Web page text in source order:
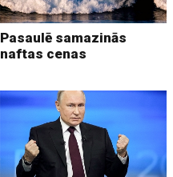
Pasaulē samazinās
naftas cenas